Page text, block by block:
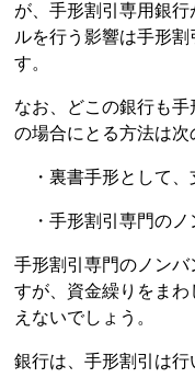
が、手形割引専用銀
ルを行う影響は手形
す。
なお、どこの銀行も
の場合にとる方法は次
・裏書手形として、
・手形割引専門のノ
手形割引専門のノン
すが、資金繰りをま
えないでしょう。
銀行は、手形割引は